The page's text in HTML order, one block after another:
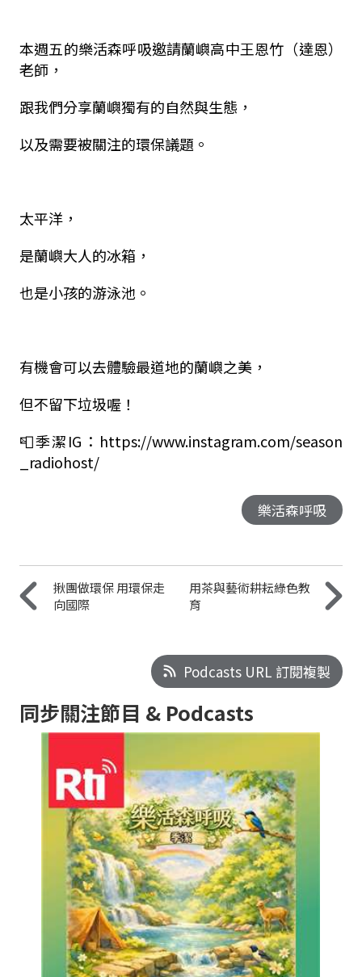
本週五的樂活森呼吸邀請蘭嶼高中王恩竹（達恩）
老師，
跟我們分享蘭嶼獨有的自然與生態，
以及需要被關注的環保議題。
太平洋，
是蘭嶼大人的冰箱，
也是小孩的游泳池。
有機會可以去體驗最道地的蘭嶼之美，
但不留下垃圾喔！
📮季潔IG：https://www.instagram.com/season
_radiohost/
樂活森呼吸
揪團做環保 用環保走
向國際
用茶與藝術耕耘綠色教
育
Podcasts URL 訂閱複製
同步關注節目 & Podcasts